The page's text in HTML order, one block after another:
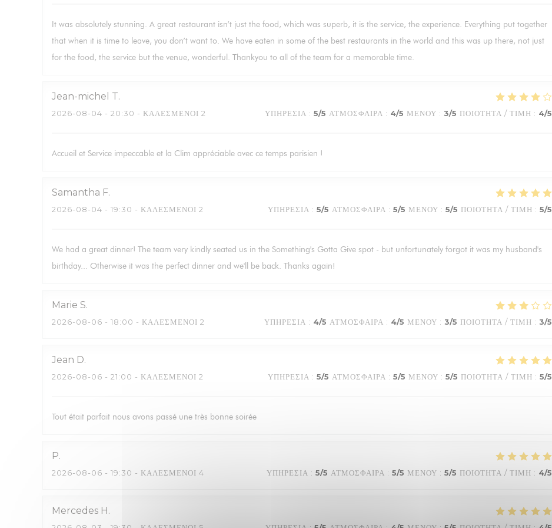
It was absolutely stunning. A great restaurant isn’t just the food, which was superb, it is the service, the experience. Everything put together
that when it is time to leave, you don’t want to. We have eaten in some of the best restaurants in the world and this was up there, not just
for the food, the service but the venue, wonderful. Thankyou to all of the team for a memorable time.
Jean-michel T
2026-08-04 - 20:30 - ΚΑΛΕΣΜΈΝΟΙ 2 ΥΠΗΡΕΣΊΑ : 5/5 ΑΤΜΌΣΦΑΙΡΑ : 4/5 ΜΕΝΟΎ : 3/5 ΠΟΙΌΤΗΤΑ / ΤΙΜΉ : 4/5
Accueil et Service impeccable et la Clim appréciable avec ce temps parisien !
Samantha F
2026-08-04 - 19:30 - ΚΑΛΕΣΜΈΝΟΙ 2 ΥΠΗΡΕΣΊΑ : 5/5 ΑΤΜΌΣΦΑΙΡΑ : 5/5 ΜΕΝΟΎ : 5/5 ΠΟΙΌΤΗΤΑ / ΤΙΜΉ : 5/5
We had a great dinner! The team very kindly seated us in the Something's Gotta Give spot - but unfortunately forgot it was my husband's
birthday... Otherwise it was the perfect dinner and we'll be back. Thanks again!
Marie S
2026-08-06 - 18:00 - ΚΑΛΕΣΜΈΝΟΙ 2 ΥΠΗΡΕΣΊΑ : 4/5 ΑΤΜΌΣΦΑΙΡΑ : 4/5 ΜΕΝΟΎ : 3/5 ΠΟΙΌΤΗΤΑ / ΤΙΜΉ : 3/5
Jean D
2026-08-06 - 21:00 - ΚΑΛΕΣΜΈΝΟΙ 2 ΥΠΗΡΕΣΊΑ : 5/5 ΑΤΜΌΣΦΑΙΡΑ : 5/5 ΜΕΝΟΎ : 5/5 ΠΟΙΌΤΗΤΑ / ΤΙΜΉ : 5/5
Tout était parfait nous avons passé une très bonne soirée
P
2026-08-06 - 19:30 - ΚΑΛΕΣΜΈΝΟΙ 4 ΥΠΗΡΕΣΊΑ : 5/5 ΑΤΜΌΣΦΑΙΡΑ : 5/5 ΜΕΝΟΎ : 5/5 ΠΟΙΌΤΗΤΑ / ΤΙΜΉ : 4/5
Mercedes H